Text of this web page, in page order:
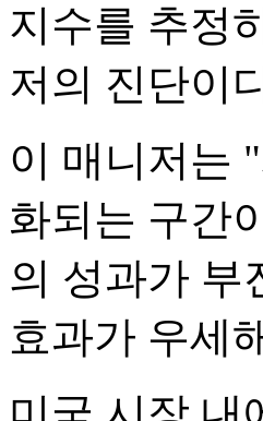
지수를 추정
저의 진단이
이 매니저는
화되는 구간
의 성과가 부
효과가 우세